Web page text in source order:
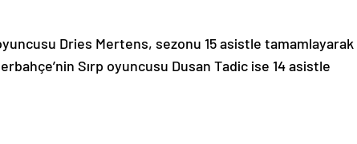
oyuncusu Dries Mertens, sezonu 15 asistle tamamlayarak
Sırp oyuncusu Dusan Tadic ise 14 asistle